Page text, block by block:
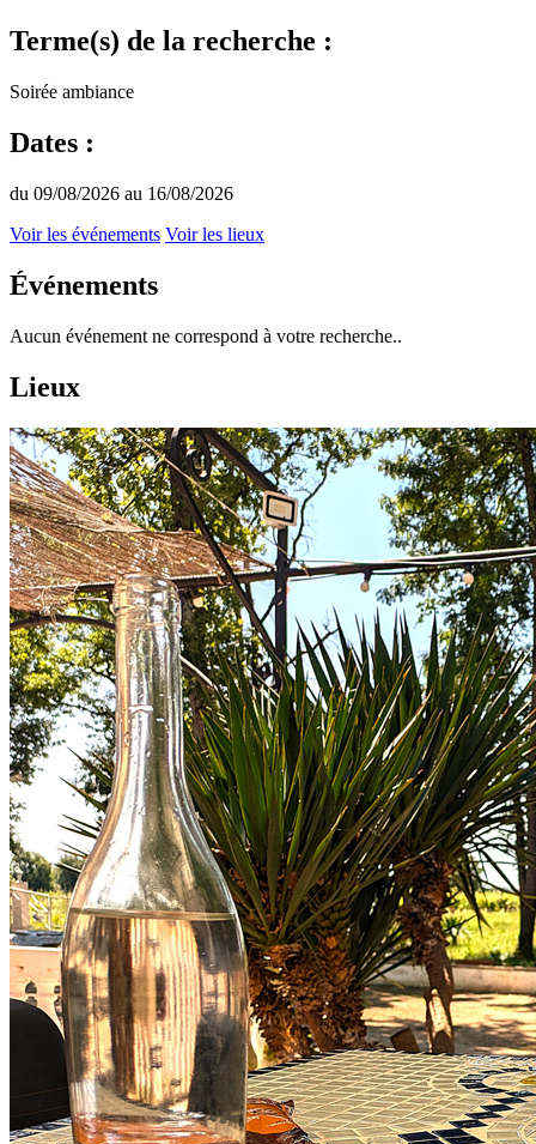
Terme(s) de la recherche :
Soirée ambiance
Dates :
du 09/08/2026 au 16/08/2026
Voir les événements Voir les lieux
Événements
Aucun événement ne correspond à votre recherche..
Lieux